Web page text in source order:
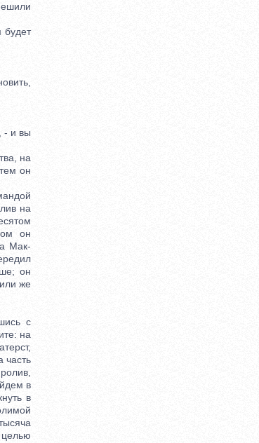
- и вы
на
он
на
он
Мак-
он
же
с
на
часть
в
в